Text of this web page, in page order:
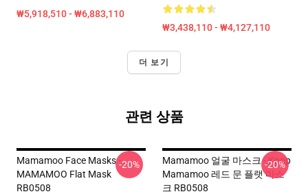
₩5,918,510 - ₩6,883,110
₩3,438,110 - ₩4,127,110
더 보기
관련 상품
Mamamoo Face Masks -
MAMAMOO Flat Mask
RB0508
-20%
Mamamoo 얼굴 마스크 - Kpop
Mamamoo 레드 문 플랫 마스
크 RB0508
-20%